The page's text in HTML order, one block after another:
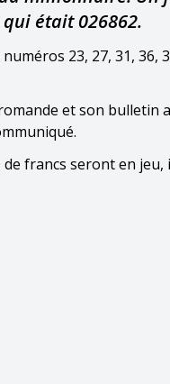
qui était 026862.
23, 27, 31, 36,
et son bulletin
francs seront en jeu,